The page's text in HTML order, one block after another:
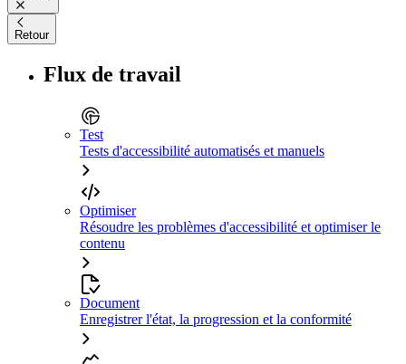
Retour
Flux de travail
Test
Tests d'accessibilité automatisés et manuels
Optimiser
Résoudre les problèmes d'accessibilité et optimiser le
contenu
Document
Enregistrer l'état, la progression et la conformité